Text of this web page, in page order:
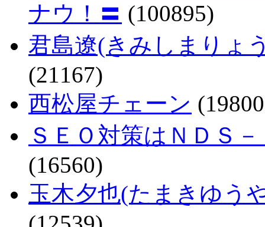
ナウ！〓 (100895)
君島遼(きみしまりょ
(21167)
西松屋チェーン
ＳＥＯ対策はＮＤＳ
(16560)
玉木夕也(たまきゆう